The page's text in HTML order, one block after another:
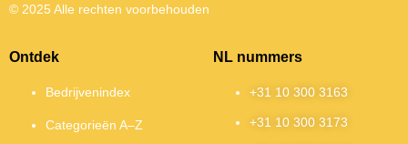
© 2025 Alle rechten voorbehouden
Ontdek
Bedrijvenindex
Categorieën A–Z
NL nummers
+31 10 300 3163
+31 10 300 3173